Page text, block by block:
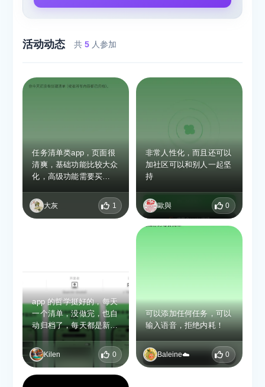
活动动态 共5 人参加
任务清单类app，页面很
清爽，基础功能比较大众
化，高级功能需要买
大灰 1
非常人性化，而且还可以
加社区可以和别人一起坚
持
歐與 0
app 的哲学挺好的，每天
一个清单，没做完，也自
动归档了，每天都是新的
Kilen 0
可以添加任何任务，可以
输入语音，拒绝内耗！
Baleine☁️ 0